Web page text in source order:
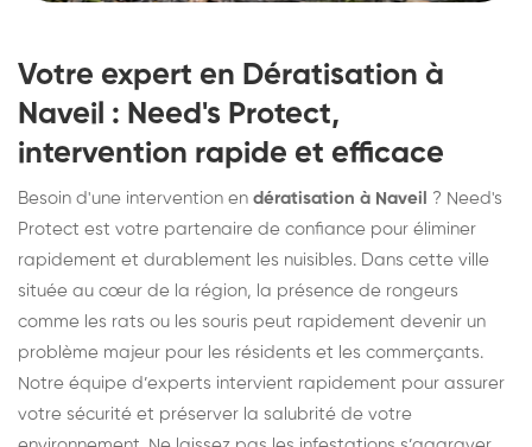
Votre expert en Dératisation à
Naveil : Need's Protect,
intervention rapide et efficace
Besoin d'une intervention en dératisation à Naveil
? Need's
Protect est votre partenaire de confiance pour éliminer
rapidement et durablement les nuisibles. Dans cette ville
située au cœur de la région, la présence de rongeurs
comme les rats ou les souris peut rapidement devenir un
problème majeur pour les résidents et les commerçants.
Notre équipe d’experts intervient rapidement pour assurer
votre sécurité et préserver la salubrité de votre